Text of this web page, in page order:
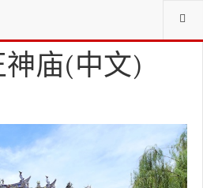
庙(中文)